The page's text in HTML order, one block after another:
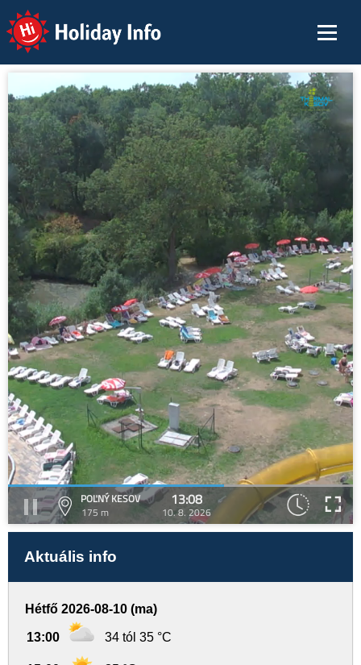
Holiday Info
POĽNÝ KESOV
175 m
13:08
10. 8. 2026
Aktuális info
Hétfő 2026-08-10 (ma)
13:00 34 tól 35 °C